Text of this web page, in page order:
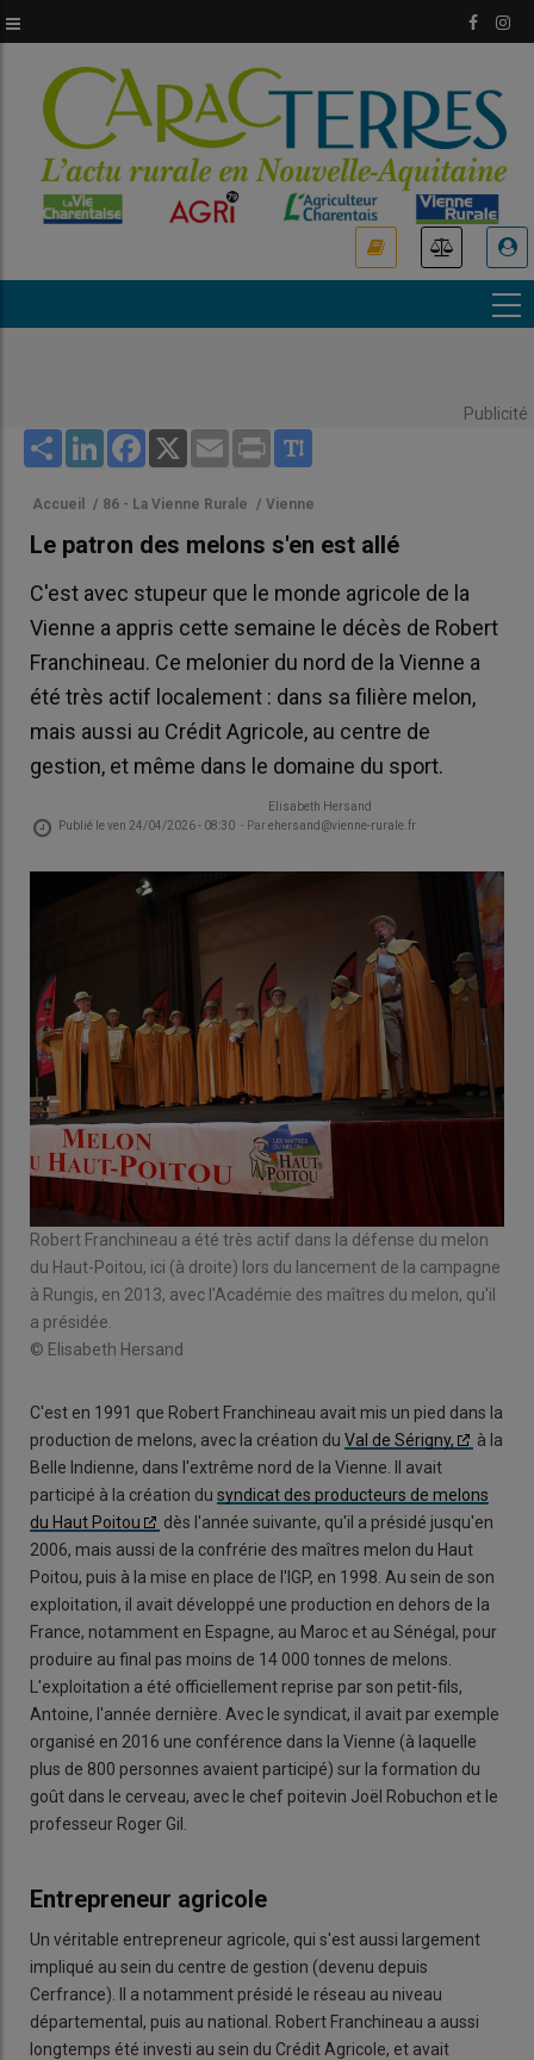
au
principal
Publicité
Share LinkedInFacebook
X Email Print
Accueil / 86 - La Vienne Rurale / Vienne
Le patron des melons s'en est allé
C'est avec stupeur que le monde agricole de la
Vienne a appris cette semaine le décès de Robert
Franchineau. Ce melonier du nord de la Vienne a
été très actif localement : dans sa filière melon,
mais aussi au Crédit Agricole, au centre de
gestion, et même dans le domaine du sport.
Publié leven 24/04/2026 - 08:30 - Par
Elisabeth Hersand
ehersand@vienne-rurale.fr
Robert Franchineau a été très actif dans la défense du melon
du Haut-Poitou, ici (à droite) lors du lancement de la campagne
à Rungis, en 2013, avec l'Académie des maîtres du melon, qu'il
a présidée.
© Elisabeth Hersand
C'est en 1991 que Robert Franchineau avait mis un pied dans la
production de melons, avec la création du Val de Sérigny,
à la
Belle Indienne, dans l'extrême nord de la Vienne. Il avait
participé à la création du syndicat des producteurs de melons
du Haut Poitou
dès l'année suivante, qu'il a présidé jusqu'en
2006, mais aussi de la confrérie des maîtres melon du Haut
Poitou, puis à la mise en place de l'IGP, en 1998. Au sein de son
exploitation, il avait développé une production en dehors de la
France, notamment en Espagne, au Maroc et au Sénégal, pour
produire au final pas moins de 14 000 tonnes de melons.
L'exploitation a été officiellement reprise par son petit-fils,
Antoine, l'année dernière. Avec le syndicat, il avait par exemple
organisé en 2016 une conférence dans la Vienne (à laquelle
plus de 800 personnes avaient participé) sur la formation du
goût dans le cerveau, avec le chef poitevin Joël Robuchon et le
professeur Roger Gil.
Entrepreneur agricole
Un véritable entrepreneur agricole, qui s'est aussi largement
impliqué au sein du centre de gestion (devenu depuis
Cerfrance). Il a notamment présidé le réseau au niveau
départemental, puis au national. Robert Franchineau a aussi
longtemps été investi au sein du Crédit Agricole, et avait